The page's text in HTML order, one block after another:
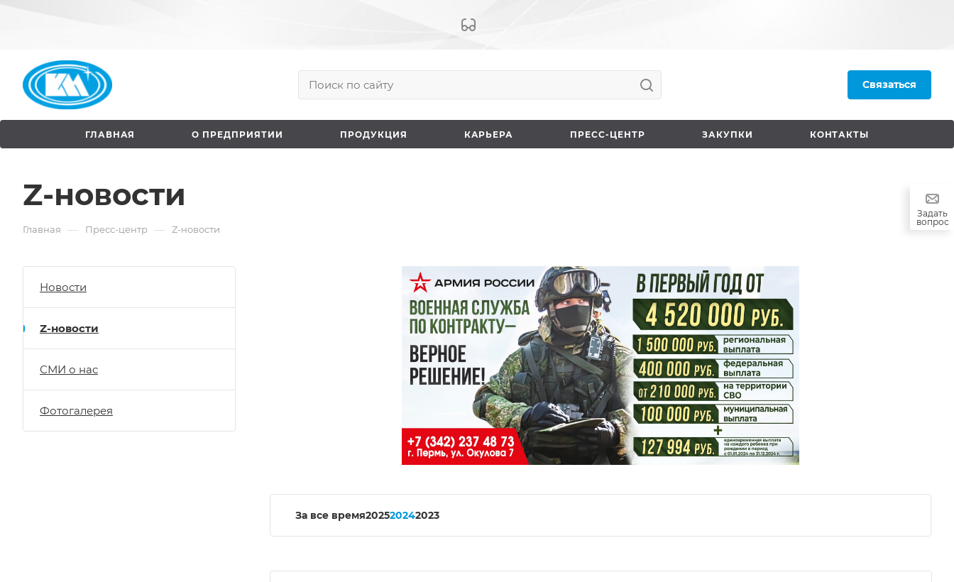
Связаться
ГЛАВНАЯ О ПРЕДПРИЯТИИ ПРОДУКЦИЯ КАРЬЕРА ПРЕCC-ЦЕНТР ЗАКУПКИ КОНТАКТЫ
Z-новости
Главная — Пресс-центр — Z-новости
За все время202520242023
Новости
Z-новости
СМИ о нас
Фотогалерея